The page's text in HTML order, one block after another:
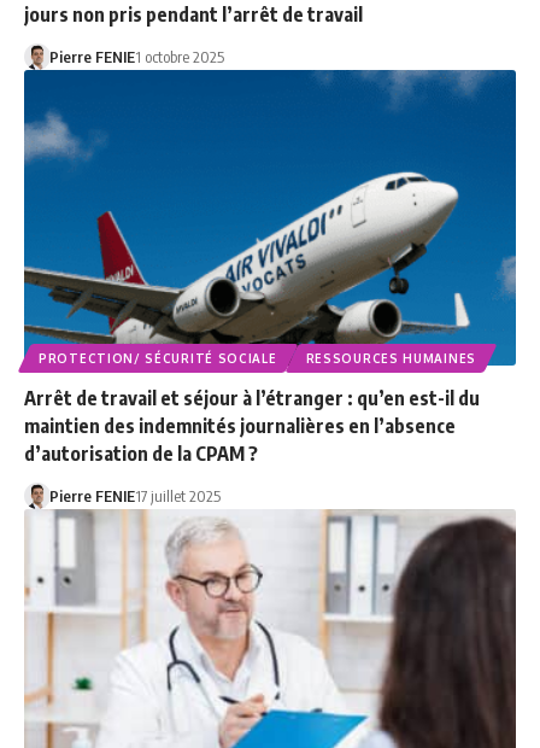
jours non pris pendant l’arrêt de travail
Pierre FENIE1 octobre 2025
PROTECTION/ SÉCURITÉ SOCIALE RESSOURCES HUMAINES
Arrêt de travail et séjour à l’étranger : qu’en est-il du
maintien des indemnités journalières en l’absence
d’autorisation de la CPAM ?
Pierre FENIE17 juillet 2025